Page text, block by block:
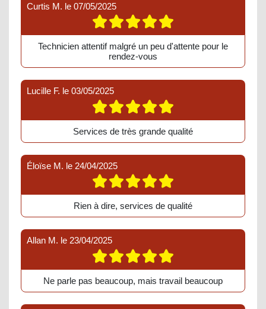
Curtis M. le 07/05/2025
Technicien attentif malgré un peu d'attente pour le
rendez-vous
Lucille F. le 03/05/2025
Services de très grande qualité
Éloïse M. le 24/04/2025
Rien à dire, services de qualité
Allan M. le 23/04/2025
Ne parle pas beaucoup, mais travail beaucoup